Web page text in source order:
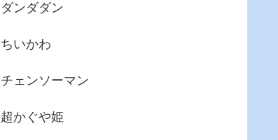
ダンダダン
ちいかわ
チェンソーマン
超かぐや姫